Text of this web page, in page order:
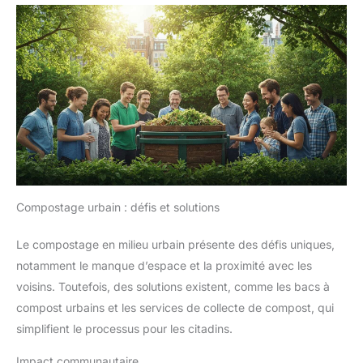
Compostage urbain : défis et solutions
Le compostage en milieu urbain présente des défis uniques,
notamment le manque d’espace et la proximité avec les
voisins. Toutefois, des solutions existent, comme les bacs à
compost urbains et les services de collecte de compost, qui
simplifient le processus pour les citadins.